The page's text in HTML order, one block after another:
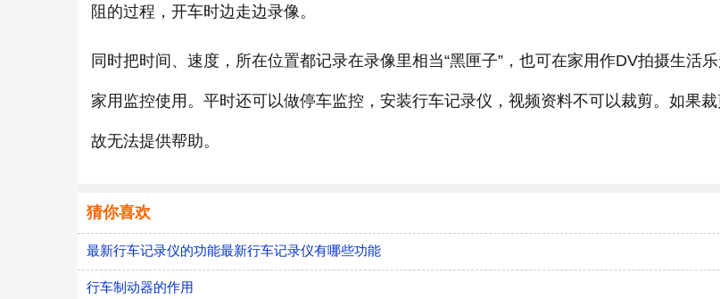
阻的过程，开车时边走边录像。
同时把时间、速度，所在位置都记录在录像里相当“黑匣子”，也可在家用作DV拍摄生活
家用监控使用。平时还可以做停车监控，安装行车记录仪，视频资料不可以裁剪。如果
故无法提供帮助。
猜你喜欢
最新行车记录仪的功能最新行车记录仪有哪些功能
行车制动器的作用